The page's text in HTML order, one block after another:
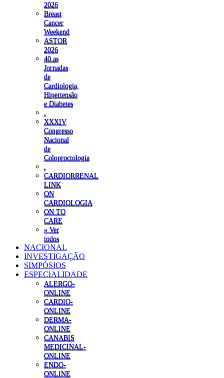
2026
Breast
Cancer
Weekend
ASTOR
2026
40.as
Jornadas
de
Cardiologia,
Hipertensão
e Diabetes
XXXIV
Congresso
Nacional
de
Coloproctologia
CARDIORRENAL
LINK
ON
CARDIOLOGIA
ON TO
CARE
» Ver
todos
NACIONAL
INVESTIGAÇÃO
SIMPÓSIOS
ESPECIALIDADE
ALERGO-
ONLINE
CARDIO-
ONLINE
DERMA-
ONLINE
CANABIS
MEDICINAL-
ONLINE
ENDO-
ONLINE